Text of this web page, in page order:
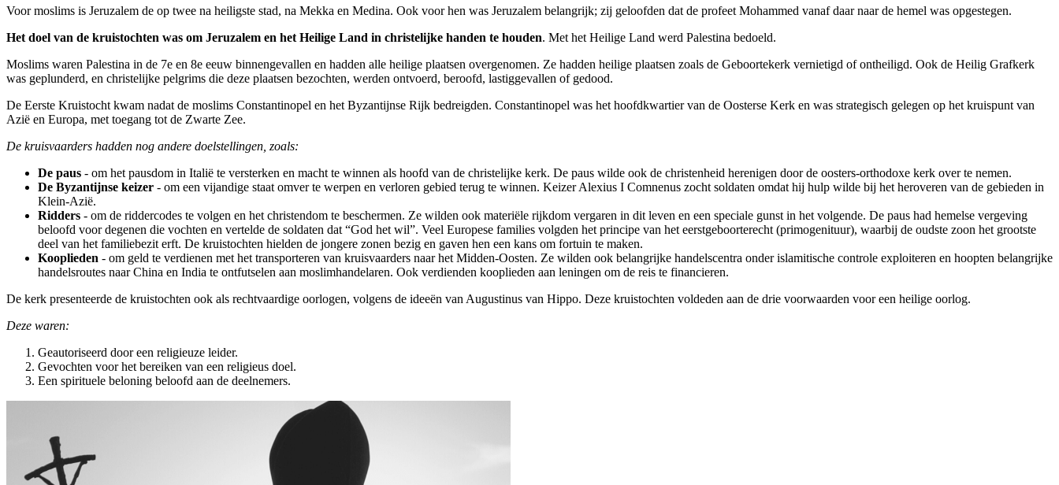
Voor moslims is Jeruzalem de op twee na heiligste stad, na Mekka en Medina. Ook voor hen was Jeruzalem belangrijk; zij geloofden dat de profeet Mohammed vanaf daar naar de hemel was opgestegen.
Het doel van de kruistochten was om Jeruzalem en het Heilige Land in christelijke handen te houden. Met het Heilige Land werd Palestina bedoeld.
Moslims waren Palestina in de 7e en 8e eeuw binnengevallen en hadden alle heilige plaatsen overgenomen. Ze hadden heilige plaatsen zoals de Geboortekerk vernietigd of ontheiligd. Ook de Heilig Grafkerk
was geplunderd, en christelijke pelgrims die deze plaatsen bezochten, werden ontvoerd, beroofd, lastiggevallen of gedood.
De Eerste Kruistocht kwam nadat de moslims Constantinopel en het Byzantijnse Rijk bedreigden. Constantinopel was het hoofdkwartier van de Oosterse Kerk en was strategisch gelegen op het kruispunt van
Azië en Europa, met toegang tot de Zwarte Zee.
De kruisvaarders hadden nog andere doelstellingen, zoals:
De paus - om het pausdom in Italië te versterken en macht te winnen als hoofd van de christelijke kerk. De paus wilde ook de christenheid herenigen door de oosters-orthodoxe kerk over te nemen.
De Byzantijnse keizer - om een vijandige staat omver te werpen en verloren gebied terug te winnen. Keizer Alexius I Comnenus zocht soldaten omdat hij hulp wilde bij het heroveren van de gebieden in
Klein-Azië.
Ridders - om de riddercodes te volgen en het christendom te beschermen. Ze wilden ook materiële rijkdom vergaren in dit leven en een speciale gunst in het volgende. De paus had hemelse vergeving
beloofd voor degenen die vochten en vertelde de soldaten dat “God het wil”. Veel Europese families volgden het principe van het eerstgeboorterecht (primogenituur), waarbij de oudste zoon het grootste
deel van het familiebezit erft. De kruistochten hielden de jongere zonen bezig en gaven hen een kans om fortuin te maken.
Kooplieden - om geld te verdienen met het transporteren van kruisvaarders naar het Midden-Oosten. Ze wilden ook belangrijke handelscentra onder islamitische controle exploiteren en hoopten belangrijke
handelsroutes naar China en India te ontfutselen aan moslimhandelaren. Ook verdienden kooplieden aan leningen om de reis te financieren.
De kerk presenteerde de kruistochten ook als rechtvaardige oorlogen, volgens de ideeën van Augustinus van Hippo. Deze kruistochten voldeden aan de drie voorwaarden voor een heilige oorlog.
Deze waren:
Geautoriseerd door een religieuze leider.
Gevochten voor het bereiken van een religieus doel.
Een spirituele beloning beloofd aan de deelnemers.